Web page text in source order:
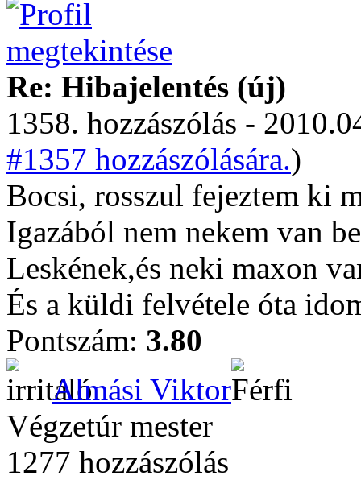
Re: Hibajelentés (új)
1358. hozzászólás -
#1357 hozzászólására.)
Bocsi, rosszul fejeztem ki
Igazából nem nekem van
Leskének,és neki maxon
És a küldi felvétele óta
Pontszám: 3.80
Almási Viktor
Végzetúr mester
1277 hozzászólás